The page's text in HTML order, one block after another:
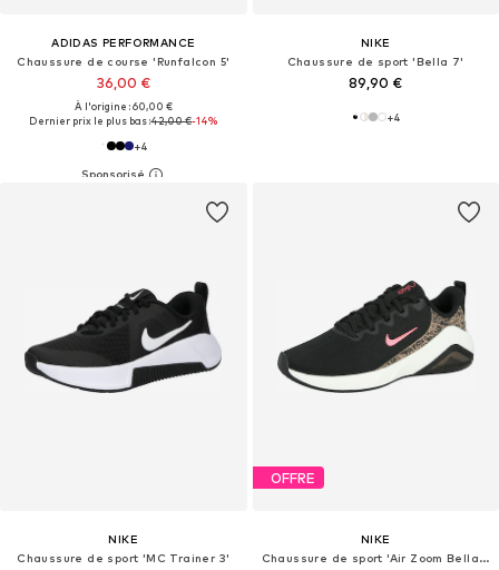
ADIDAS PERFORMANCE
Chaussure de course 'Runfalcon 5'
36,00 €
À l'origine : 60,00 €
Dernier prix le plus bas :42,00 €-14%
+4
NIKE
Chaussure de sport 'Bella 7'
89,90 €
+4
NIKE
Chaussure de sport 'MC Trainer 3'
OFFRE
NIKE
Chaussure de sport 'Air Zoom Bella 7'